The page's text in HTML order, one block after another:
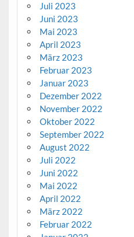
Juli 2023
Juni 2023
Mai 2023
April 2023
März 2023
Februar 2023
Januar 2023
Dezember 2022
November 2022
Oktober 2022
September 2022
August 2022
Juli 2022
Juni 2022
Mai 2022
April 2022
März 2022
Februar 2022